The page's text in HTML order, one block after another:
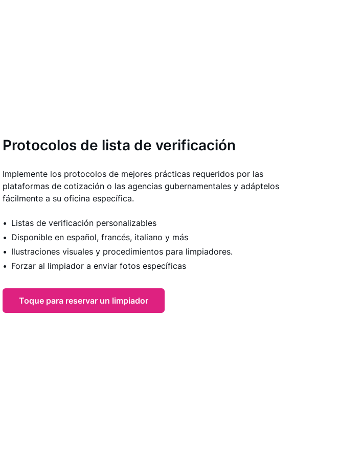
Protocolos de lista de verificación
Implemente los protocolos de mejores prácticas requeridos por las
plataformas de cotización o las agencias gubernamentales y adáptelos
fácilmente a su oficina específica.
Listas de verificación personalizables
Disponible en español, francés, italiano y más
Ilustraciones visuales y procedimientos para limpiadores.
Forzar al limpiador a enviar fotos específicas
Toque para reservar un limpiador